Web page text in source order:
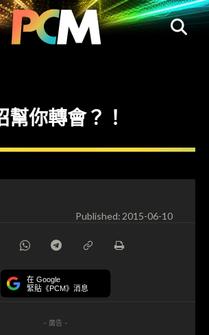
你轉會？！
Published:2015-06-10
在 Google
緊貼《PCM》消息
- 廣告 -